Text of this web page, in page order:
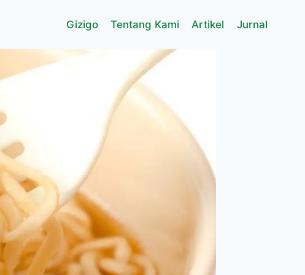
Gizigo Tentang Kami Artikel Jurnal